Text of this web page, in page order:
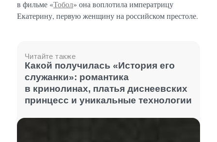
в фильме «Тобол» она воплотила императрицу
Екатерину, первую женщину на российском престоле.
Читайте также
Какой получилась «История его
служанки»: романтика
в кринолинах, платья диснеевских
принцесс и уникальные технологии